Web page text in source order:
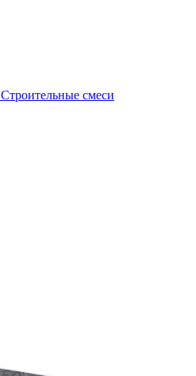
Строительные смеси